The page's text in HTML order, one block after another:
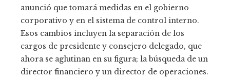
anunció que tomará medidas en el gobierno
corporativo y en el sistema de control interno.
Esos cambios incluyen la separación de los
cargos de presidente y consejero delegado, que
ahora se aglutinan en su figura; la búsqueda de un
director financiero y un director de operaciones.